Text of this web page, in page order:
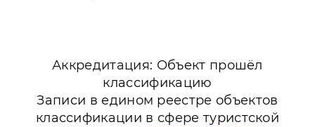
Аккредитация: Объект прошёл
классификацию
Записи в едином реестре объектов
классификации в сфере туристской